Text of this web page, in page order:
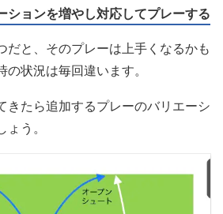
ションを増やし対応してプレーする
だと、そのプレーは上手くなるかも
の状況は毎回違います。
きたら追加するプレーのバリエーシ
ょう。